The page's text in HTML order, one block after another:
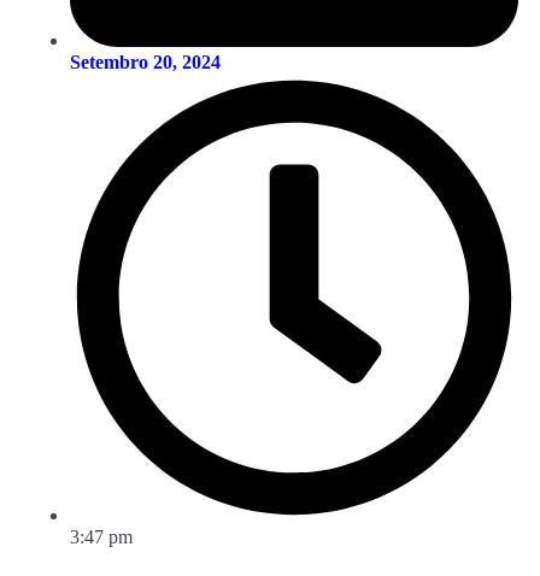
Setembro 20, 2024
3:47 pm